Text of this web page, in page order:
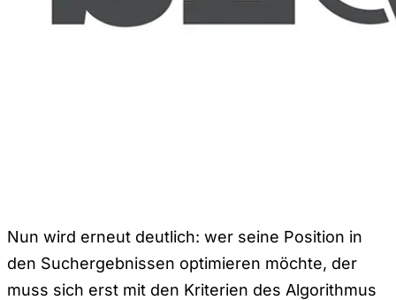
Nun wird erneut deutlich: wer seine Position in
den Suchergebnissen optimieren möchte, der
muss sich erst mit den Kriterien des Algorithmus